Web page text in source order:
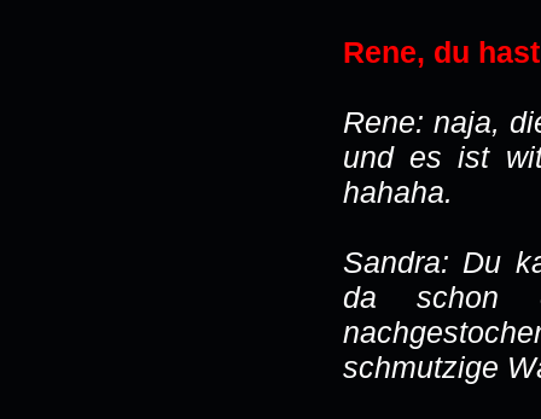
Rene, du
Rene: naja,
und es ist
hahaha.
Sandra: Du
da schon
schmutzige